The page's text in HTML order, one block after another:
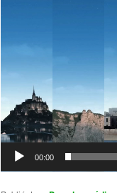
00:00